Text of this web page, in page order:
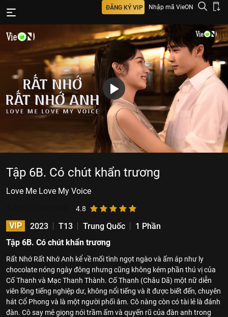
ĐĂNG KÝ VIP Nhập mã VieON
Tập 6B. Có chút khẩn trương
Love Me Love My Voice
4.8
VIP 2023 T13 Trung Quốc
1 Phần
Tập 6B. Có chút khẩn trương
Rất Nhớ Rất Nhớ Anh kể về mối tình ngọt ngào và ấm áp như ly
chocolate nóng ngày đông nhưng cũng không kém phần thú vị của
Cố Thanh và Mạc Thanh Thành. Cố Thanh (Châu Dã) một nữ diễn
viên lồng tiếng nghiệp dư, không nổi tiếng và ít được biết đến, chuyên
hát Cổ Phong và là một người phối âm. Cô nàng còn có tài lẻ là đánh
đàn. Cô say mê giọng nói trầm ấm và quyến rũ của đàn anh trong